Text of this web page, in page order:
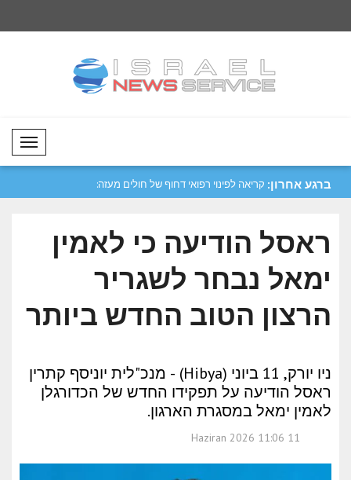
Mobil Menü
ברגע אחרון: קריאה לפינוי רפואי דחוף של חולים מעזה:
ראסל הודיעה כי לאמין
ימאל נבחר לשגריר
הרצון הטוב החדש ביותר
ניו יורק, 11 ביוני (Hibya) - מנכ"לית יוניסף קתרין
ראסל הודיעה על תפקידו החדש של הכדורגלן
לאמין ימאל במסגרת הארגון.
11 Haziran 2026 11:06